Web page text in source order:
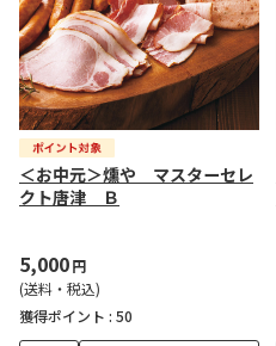
＜お中元＞燻や マスターセレ
クト唐津 Ｂ
5,000円
(送料・税込)
獲得ポイント : 50